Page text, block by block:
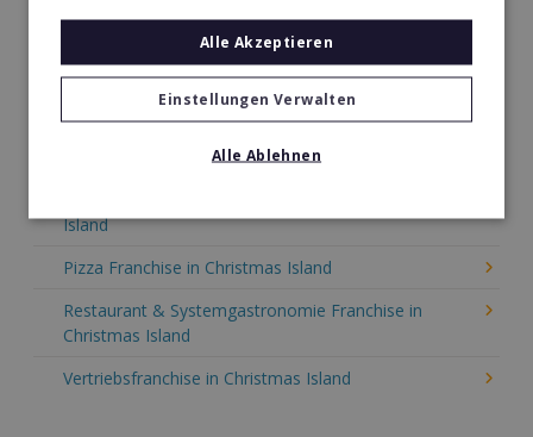
Kosmetik Franchise in Christmas Island
Lebensmittel Franchise in Christmas Island
Medien & Werbung Franchise in Christmas Island
Möbel & Einrichtung Franchise in Christmas Island
Island
Pizza Franchise in Christmas Island
Restaurant & Systemgastronomie Franchise in
Christmas Island
Vertriebsfranchise in Christmas Island
Alle Akzeptieren
Einstellungen Verwalten
Alle Ablehnen